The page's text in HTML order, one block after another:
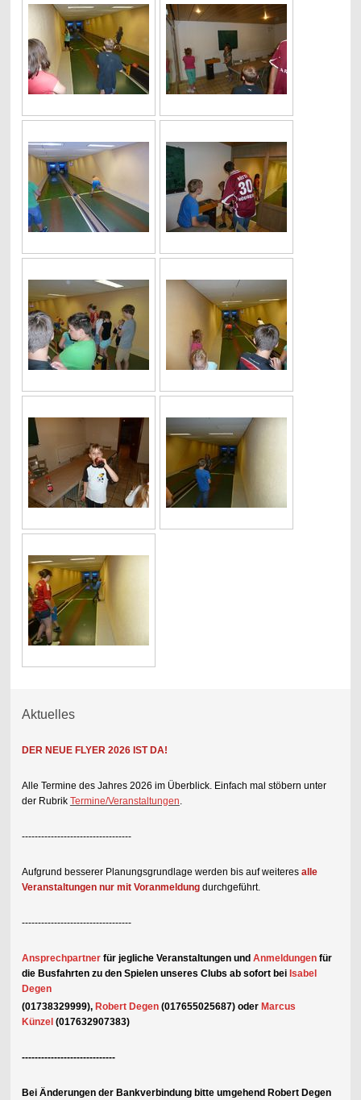
Aktuelles
DER NEUE FLYER 2026 IST DA!
Alle Termine des Jahres 2026 im Überblick. Einfach mal stöbern unter
der Rubrik Termine/Veranstaltungen.
----------------------------------
Aufgrund besserer Planungsgrundlage werden bis auf weiteres alle
Veranstaltungen nur mit Voranmeldung durchgeführt.
----------------------------------
Ansprechpartner für jegliche Veranstaltungen und Anmeldungen für
die Busfahrten zu den Spielen unseres Clubs ab sofort bei Isabel
Degen
(01738329999), Robert Degen (017655025687) oder Marcus
Künzel (017632907383)
-----------------------------
Bei Änderungen der Bankverbindung bitte umgehend Robert Degen